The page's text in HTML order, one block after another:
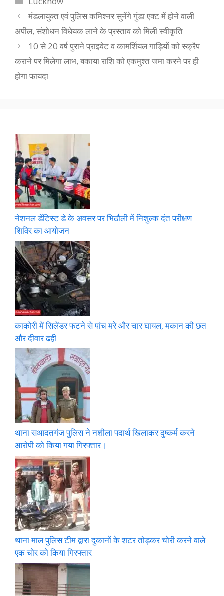
मंडलायुक्त एवं पुलिस कमिश्नर सुनेंगे गुंडा एक्ट में होने वाली
अपील, संशोधन विधेयक लाने के प्रस्ताव को मिली स्वीकृति
10 से 20 वर्ष पुराने प्राइवेट व कामर्शियल गाड़ियों को स्क्रैप
कराने पर मिलेगा लाभ, बकाया राशि को एकमुश्त जमा करने पर ही
होगा फायदा
नेशनल डेंटिस्ट डे के अवसर पर भिठौली में निशुल्क दंत परीक्षण
शिविर का आयोजन
काकोरी में सिलेंडर फटने से पांच मरे और चार घायल, मकान की छत
और दीवार ढही
थाना सआदतगंज पुलिस ने नशीला पदार्थ खिलाकर दुष्कर्म करने
आरोपी को किया गया गिरफ्तार।
थाना माल पुलिस टीम द्वारा दुकानों के शटर तोड़कर चोरी करने वाले
एक चोर को किया गिरफ्तार